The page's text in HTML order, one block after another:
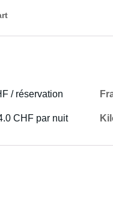
/ réservation
CHF par nuit